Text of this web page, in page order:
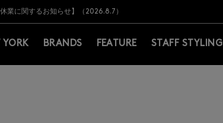
）以上のお買上げで常時送料無料！お買い物の際は会員登録を！
お知らせ】(2026.8.7)
業に関するお知らせ】（2026.8.7）
止のお知らせ】（2026.8.5）
るお荷物のお届けについて
ご案内・ご注意事項
）以上のお買上げで常時送料無料！お買い物の際は会員登録を！
お知らせ】(2026.8.7)
YORK BRANDS FEATURE STAFF STYLING